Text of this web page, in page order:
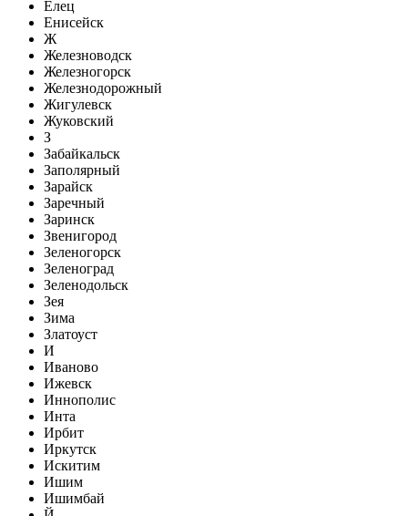
Елец
Енисейск
Ж
Железноводск
Железногорск
Железнодорожный
Жигулевск
Жуковский
З
Забайкальск
Заполярный
Зарайск
Заречный
Заринск
Звенигород
Зеленогорск
Зеленоград
Зеленодольск
Зея
Зима
Златоуст
И
Иваново
Ижевск
Иннополис
Инта
Ирбит
Иркутск
Искитим
Ишим
Ишимбай